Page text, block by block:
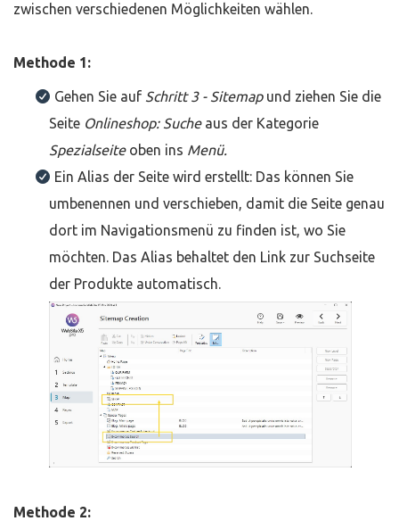
zwischen verschiedenen Möglichkeiten wählen.
Methode 1:
Gehen Sie auf Schritt 3 - Sitemapund ziehen Sie die
Seite Onlineshop: Sucheaus der Kategorie
Spezialseite oben ins Menü.
Ein Alias der Seite wird erstellt: Das können Sie
umbenennen und verschieben, damit die Seite genau
dort im Navigationsmenü zu finden ist, wo Sie
möchten. Das Alias behaltet den Link zur Suchseite
der Produkte automatisch.
Methode 2: